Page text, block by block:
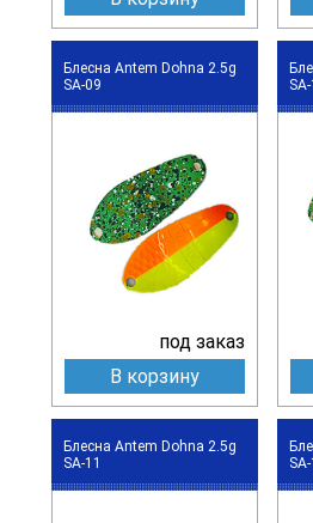
Блесна Antem Dohna 2.5g
SA-09
под заказ
В корзину
Блесна Antem Dohna 2.5g
SA-11